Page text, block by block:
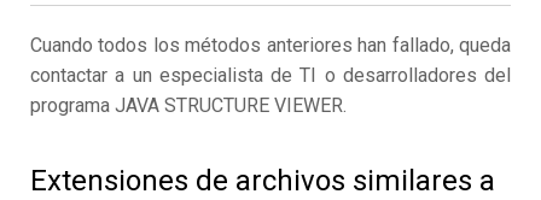
Cuando todos los métodos anteriores han fallado, queda
contactar a un especialista de TI o desarrolladores del
programa JAVA STRUCTURE VIEWER.
Extensiones de archivos similares a